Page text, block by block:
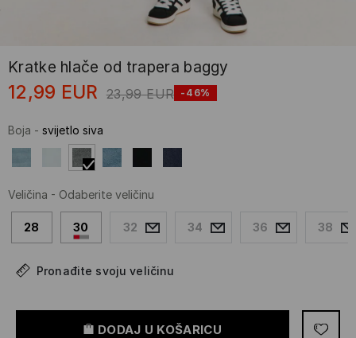
Kratke hlače od trapera baggy
12,99 EUR 23,99 EUR -46%
Boja - svijetlo siva
Veličina - Odaberite veličinu
28 30 32 34 36 38
Pronađite svoju veličinu
DODAJ U KOŠARICU